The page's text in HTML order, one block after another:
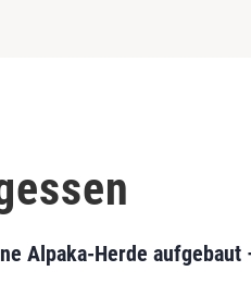
Alpaka-Herde